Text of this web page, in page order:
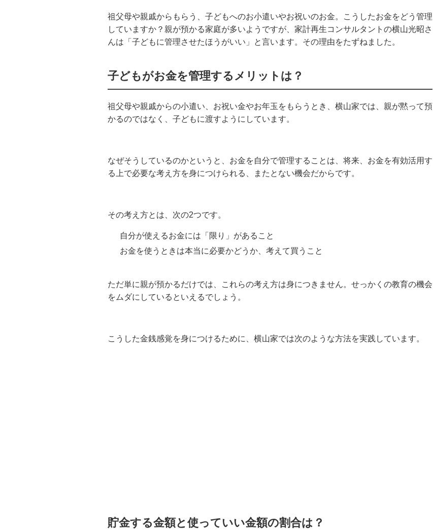
Mute
祖父母や親戚からもらう、子どもへのお小遣いやお祝いのお金。こうしたお金をどう管理
していますか？親が預かる家庭が多いようですが、家計再生コンサルタントの横山光昭さ
んは「子どもに管理させたほうがいい」と言います。その理由をたずねました。
子どもがお金を管理するメリットは？
祖父母や親戚からの小遣い、お祝い金やお年玉をもらう とき
、横山家では、親が黙って預
かるのではなく、子どもに渡すようにしています。
なぜそうしているのかというと、お金を自分で管理することは、将来、お金を有効活用す
る上で必要な考え方を身につけられる、またとない機会だからです。
その考え方とは、次の2つです。
自分が使えるお金には「限り」があること
お金を使うときは本当に必要かどうか、考えて買うこと
ただ単に親が預かるだけでは、これらの考え方は身につきません。せっかくの教育の機会
をムダにしているといえるでしょう。
こうした金銭感覚を身につけるために、横山家では次のような方法を実践しています。
貯金する金額と使っていい金額の割合は？